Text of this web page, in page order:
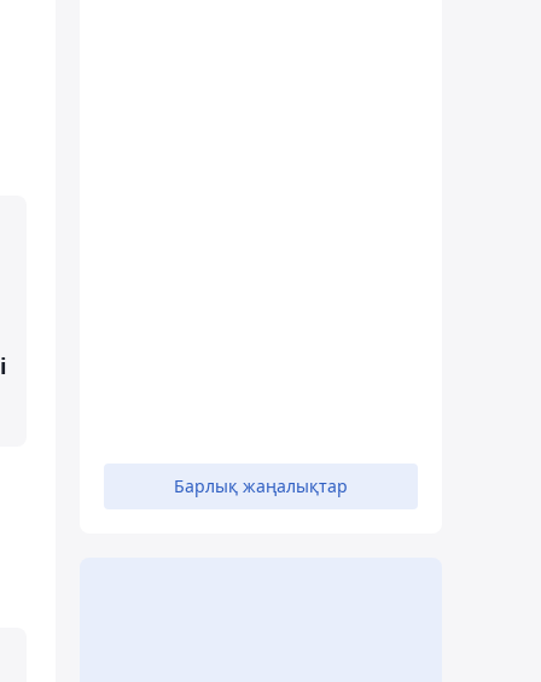
Барлық жаңалықтар